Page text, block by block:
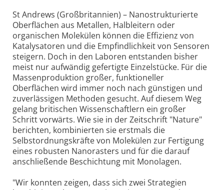
St Andrews (Großbritannien) – Nanostrukturierte
Oberflächen aus Metallen, Halbleitern oder
organischen Molekülen können die Effizienz von
Katalysatoren und die Empfindlichkeit von Sensoren
steigern. Doch in den Laboren entstanden bisher
meist nur aufwändig gefertigte Einzelstücke. Für die
Massenproduktion großer, funktioneller
Oberflächen wird immer noch nach günstigen und
zuverlässigen Methoden gesucht. Auf diesem Weg
gelang britischen Wissenschaftlern ein großer
Schritt vorwärts. Wie sie in der Zeitschrift "Nature"
berichten, kombinierten sie erstmals die
Selbstordnungskräfte von Molekülen zur Fertigung
eines robusten Nanorasters und für die darauf
anschließende Beschichtung mit Monolagen.
"Wir konnten zeigen, dass sich zwei Strategien